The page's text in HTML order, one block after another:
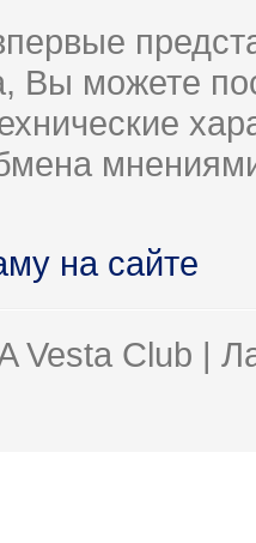
Вы можете
на сайте
Vesta Club |